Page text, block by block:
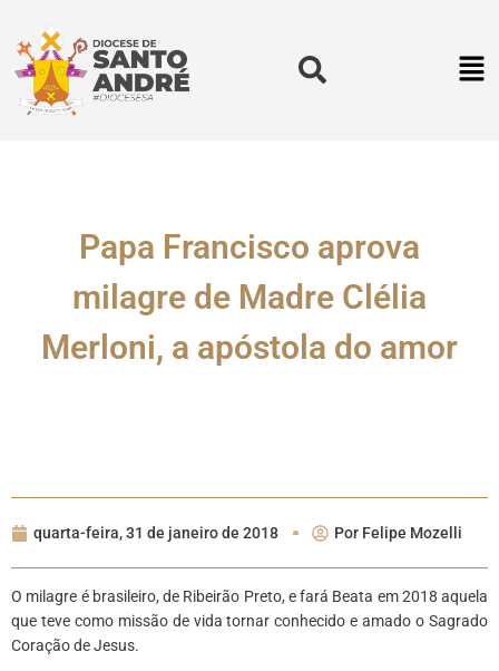
Papa Francisco aprova
milagre de Madre Clélia
Merloni, a apóstola do amor
quarta-feira, 31 de janeiro de 2018 Por Felipe Mozelli
O milagre é brasileiro, de Ribeirão Preto, e fará Beata em 2018 aquela
que teve como missão de vida tornar conhecido e amado o Sagrado
Coração de Jesus.